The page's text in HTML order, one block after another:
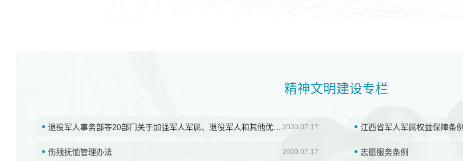
精神文明建设专栏
退役军人事务部等20部门关于加强军人军属、退役军人和其他优抚对象优待工作的意见 2020.07.17 江西省军人军属权益保障条例
伤残抚恤管理办法 2020.07.17 志愿服务条例